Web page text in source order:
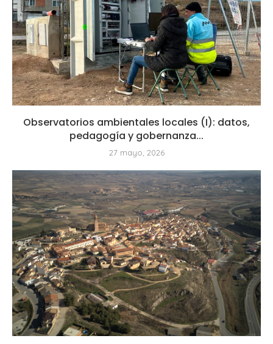
Observatorios ambientales locales (I): datos,
pedagogía y gobernanza...
27 mayo, 2026